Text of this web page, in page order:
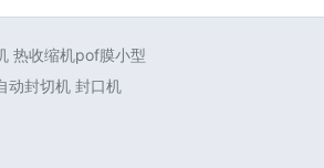
热收缩机pof膜小型
动封切机 封口机